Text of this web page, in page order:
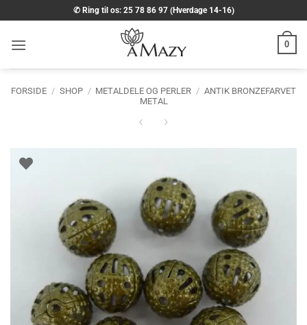
til
indhold
✆ Ring til os: 25 78 86 97 (Hverdage 14-16)
0
FORSIDE / SHOP / METALDELE OG PERLER / ANTIK BRONZEFARVET
METAL